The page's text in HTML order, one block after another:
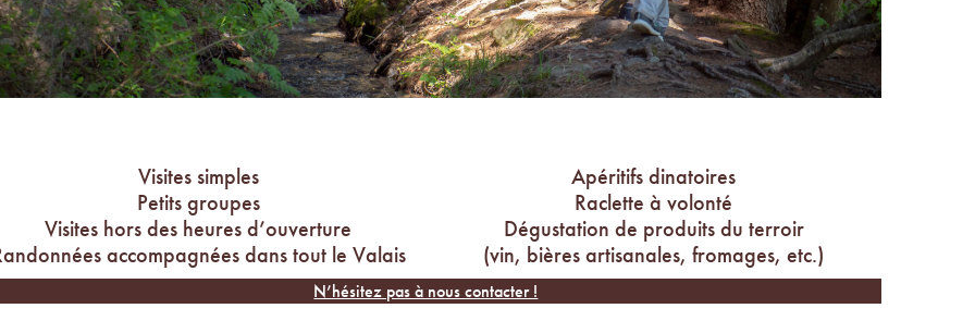
Visites simples
Petits groupes
Visites hors des heures d’ouverture
accompagnées dans tout le Valais
Apéritifs dinatoires
Raclette à volonté
Dégustation de produits du terroir
(vin, bières artisanales, fromages, etc.)
N’hésitez pas à nous contacter !